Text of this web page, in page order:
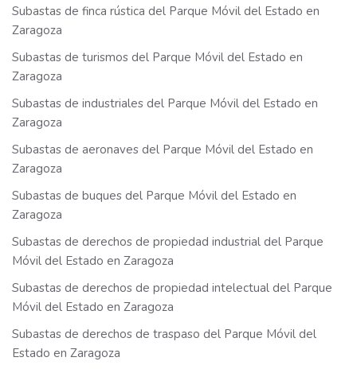
Subastas de finca rústica del Parque Móvil del Estado en
Zaragoza
Subastas de turismos del Parque Móvil del Estado en
Zaragoza
Subastas de industriales del Parque Móvil del Estado en
Zaragoza
Subastas de aeronaves del Parque Móvil del Estado en
Zaragoza
Subastas de buques del Parque Móvil del Estado en
Zaragoza
Subastas de derechos de propiedad industrial del Parque
Móvil del Estado en Zaragoza
Subastas de derechos de propiedad intelectual del Parque
Móvil del Estado en Zaragoza
Subastas de derechos de traspaso del Parque Móvil del
Estado en Zaragoza